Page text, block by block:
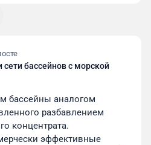
сети бассейнов с морской
бассейны аналогом
разбавлением
концентрата.
эффективные